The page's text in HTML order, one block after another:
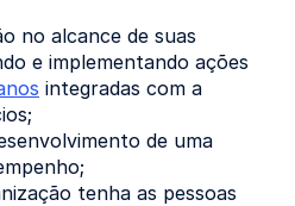
no alcance de suas
e implementando ações
integradas com a
de uma
tenha as pessoas